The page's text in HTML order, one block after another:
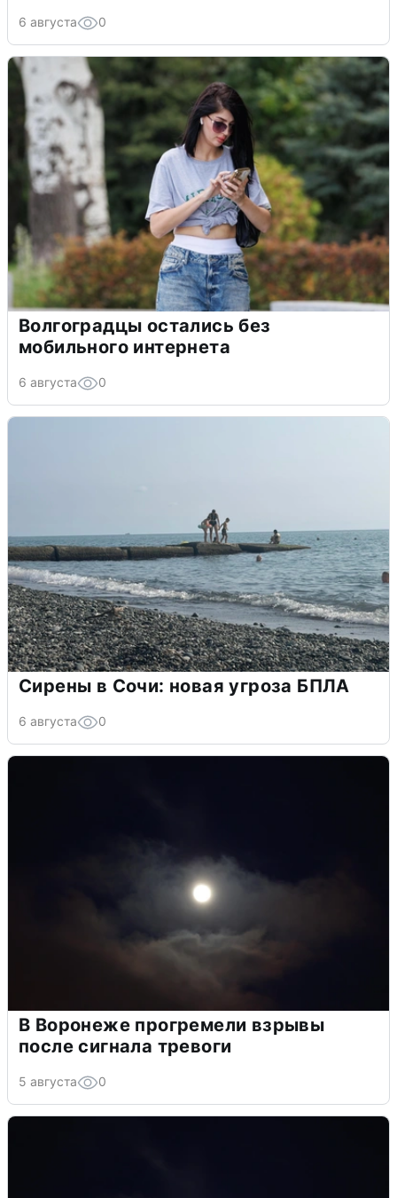
6 августа 0
Волгоградцы остались без
мобильного интернета
6 августа 0
Сирены в Сочи: новая угроза БПЛА
6 августа 0
В Воронеже прогремели взрывы
после сигнала тревоги
5 августа 0